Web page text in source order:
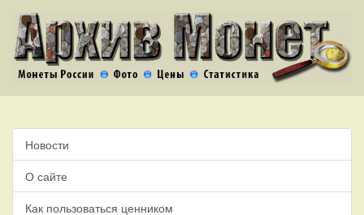
Новости
О сайте
Как пользоваться ценником